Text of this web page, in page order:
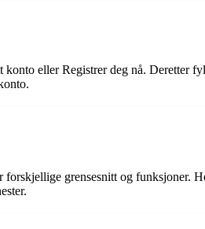
eller Registrer deg nå. Deretter
grensesnitt og funksjoner.